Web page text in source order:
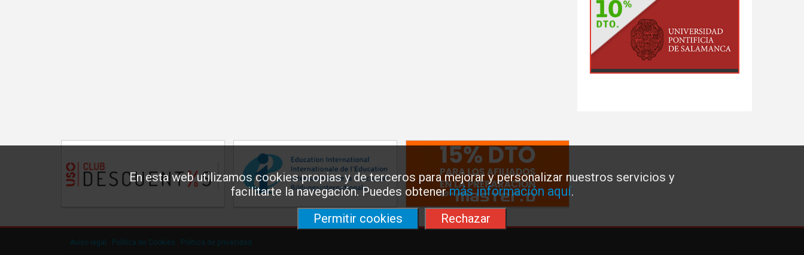
En esta web utilizamos cookies propias y de terceros para mejorar y personalizar nuestros servicios y
facilitarte la navegación. Puedes obtenermás información aquí.
Permitir cookies
Rechazar
Aviso legal Política de Cookies Política de privacidad